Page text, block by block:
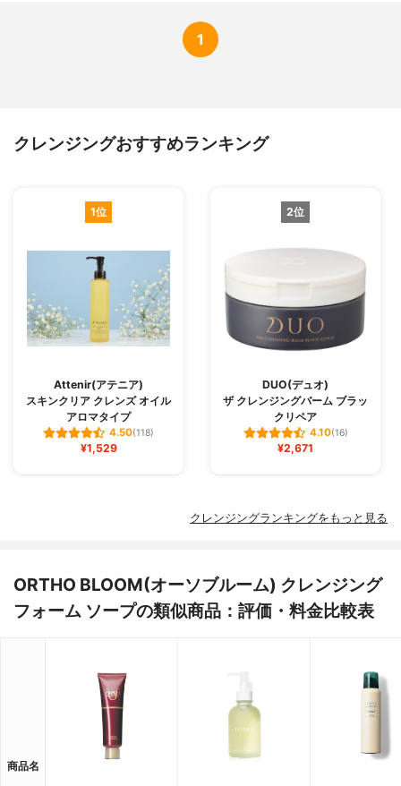
1
クレンジングおすすめランキング
1位
Attenir(アテニア)
スキンクリア クレンズ オイル
アロマタイプ
4.50(118)
¥1,529
2位
DUO(デュオ)
ザ クレンジングバーム ブラッ
クリペア
4.10(16)
¥2,671
クレンジングランキングをもっと見る
ORTHO BLOOM(オーソブルーム) クレンジング
フォーム ソープの類似商品：評価・料金比較表
商品名